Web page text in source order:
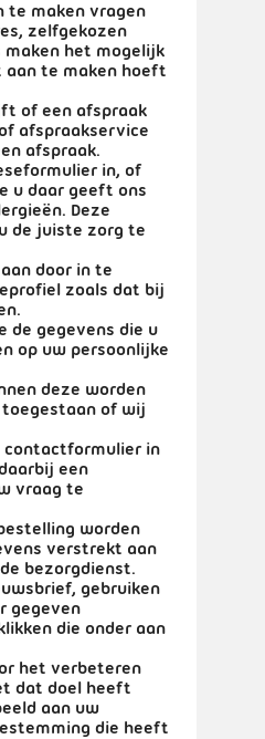
te maken vragen
zelfgekozen
maken het mogelijk
aan te maken hoeft
of een afspraak
afspraakservice
afspraak.
in, of
u daar geeft ons
Deze
de juiste zorg te
door in te
zoals dat bij
de gegevens die u
op uw persoonlijke
deze worden
of wij
contactformulier in
een
vraag te
worden
verstrekt aan
bezorgdienst.
gebruiken
gegeven
die onder aan
het verbeteren
dat doel heeft
aan uw
die heeft